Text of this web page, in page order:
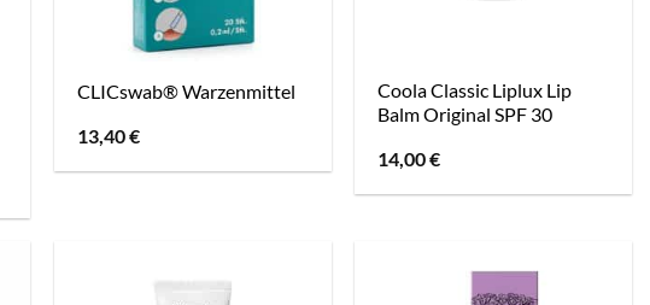
CLICswab® Warzenmittel
13,40€
Coola Classic Liplux Lip
Balm Original SPF 30
14,00€